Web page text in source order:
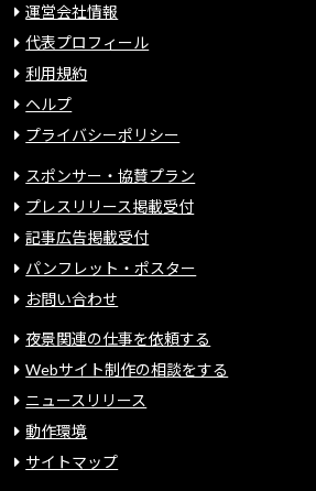
運営会社情報
代表プロフィール
利用規約
ヘルプ
プライバシーポリシー
スポンサー・協賛プラン
プレスリリース掲載受付
記事広告掲載受付
パンフレット・ポスター
お問い合わせ
夜景関連の仕事を依頼する
Webサイト制作の相談をする
ニュースリリース
動作環境
サイトマップ